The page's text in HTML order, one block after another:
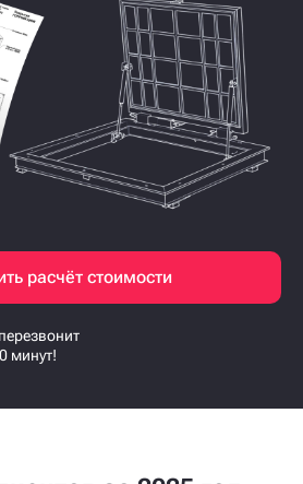
расчёт стоимости
минут!